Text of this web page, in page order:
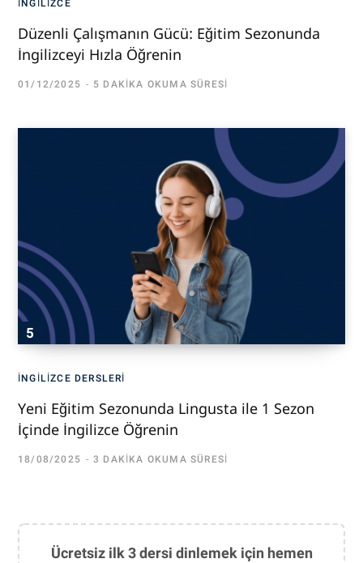
İNGILIZCE
Düzenli Çalışmanın Gücü: Eğitim Sezonunda
İngilizceyi Hızla Öğrenin
01/12/2025 5 DAKIKA OKUMA SÜRESI
İNGILIZCE DERSLERI
Yeni Eğitim Sezonunda Lingusta ile 1 Sezon
İçinde İngilizce Öğrenin
18/08/2025 3 DAKIKA OKUMA SÜRESI
Ücretsiz ilk 3 dersi dinlemek için hemen